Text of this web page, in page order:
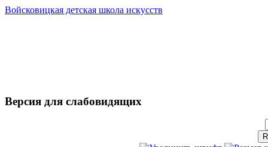
Войсковицкая детская школа искусств
Версия для слабовидящих